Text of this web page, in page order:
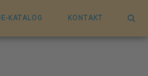
KATALOG KONTAKT